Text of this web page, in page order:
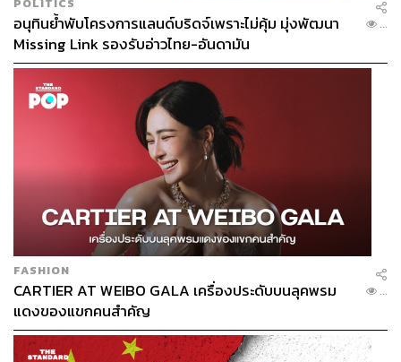
อนุทินย้ำพับโครงการแลนด์บริดจ์เพราะไม่คุ้ม มุ่งพัฒนา
Missing Link รองรับอ่าวไทย-อันดามัน
...
FASHION
CARTIER AT WEIBO GALA เครื่องประดับบนลุคพรม
แดงของแขกคนสำคัญ
...